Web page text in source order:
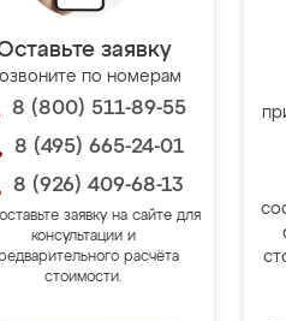
заявку
по номерам
8 (800) 511-89-55
8 (495) 665-24-01
8 (926) 409-68-13
заявку на сайте для
консультации и
расчёта
стоимости.